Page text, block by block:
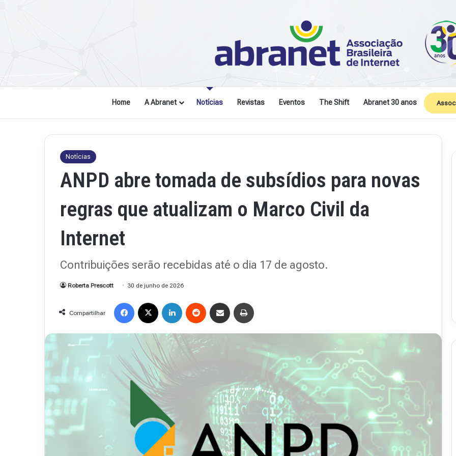
Home A Abranet Notícias Revistas Eventos The Shift Abranet 30 anos
Notícias
ANPD abre tomada de subsídios para novas
regras que atualizam o Marco Civil da
Internet
Contribuições serão recebidas até o dia 17 de agosto.
Roberta Prescott 30 de junho de 2026
Compartilhar
Facebook Linkedin Reddit Compartilhar via e-mail
Revista
Abranet
15 de outubro de 2025
Revista
Abranet